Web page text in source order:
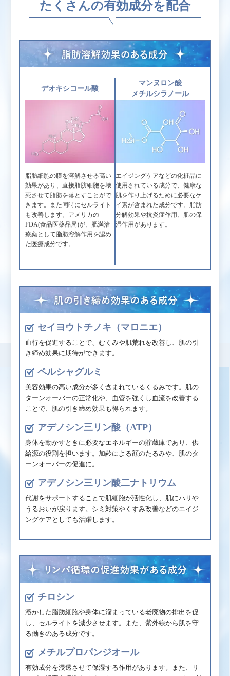
たくさんの有効成分を配合
デオキシコール酸
脂肪細胞の膜を溶解させる高い
効果があり、直接脂肪細胞を壊
死させて脂肪を落とすことがで
きます。また同時にセルライト
も改善します。アメリカの
FDA(食品医薬品局)が、肥満治
療薬として脂肪溶解作用を認め
た医療成分です。
マンヌロン酸
メチルシラノール
エイジングケアなどの化粧品に
使用されている成分で、健康な
肌を作り上げるために必要なケ
イ素が含まれた成分です。脂肪
分解効果や抗炎症作用、肌の保
湿作用があります。
セイヨウトチノキ（マロニエ）
血行を促進することで、むくみや肌荒れを改善し、肌の引
き締め効果に期待ができます。
ペルシャグルミ
美容効果の高い成分が多く含まれているくるみです。肌の
ターンオーバーの正常化や、血管を強くし血流を改善する
ことで、肌の引き締め効果も得られます。
アデノシン三リン酸（ATP）
身体を動かすときに必要なエネルギーの貯蔵庫であり、供
給源の役割を担います。加齢による顔のたるみや、肌のタ
ーンオーバーの促進に。
アデノシン三リン酸二ナトリウム
代謝をサポートすることで肌細胞が活性化し、肌にハリや
うるおいが戻ります。シミ対策やくすみ改善などのエイジ
ングケアとしても活躍します。
チロシン
溶かした脂肪細胞や身体に溜まっている老廃物の排出を促
し、セルライトを減少させます。また、紫外線から肌を守
る働きのある成分です。
メチルプロパンジオール
有効成分を浸透させて保湿する作用があります。また、リ